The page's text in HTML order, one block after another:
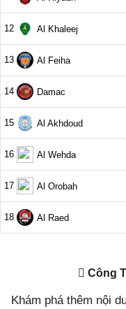
Công
Khám phá thêm nội